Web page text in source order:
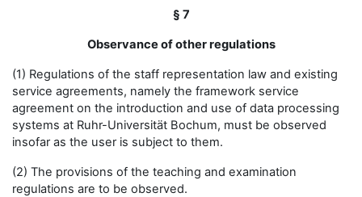
§ 7
Observance of other regulations
(1) Regulations of the staff representation law and existing
service agreements, namely the framework service
agreement on the introduction and use of data processing
systems at Ruhr-Universität Bochum, must be observed
insofar as the user is subject to them.
(2) The provisions of the teaching and examination
regulations are to be observed.